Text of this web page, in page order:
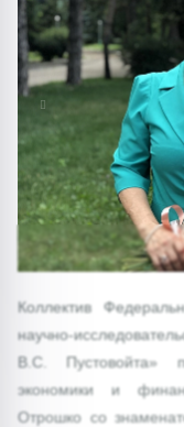
Коллектив
научно-
В.С. Пустовойта»
экономики и
Отрошко со